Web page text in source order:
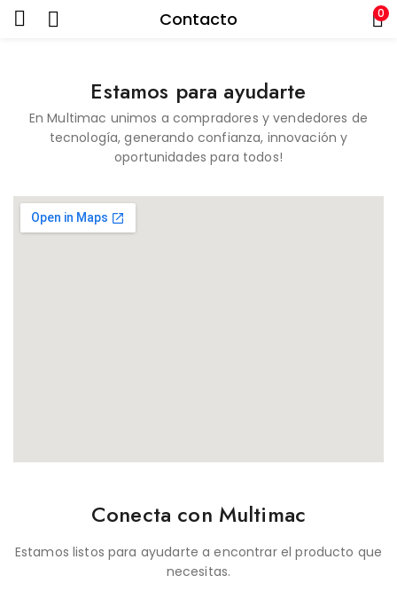
Contacto 0
Estamos para ayudarte
En Multimac unimos a compradores y vendedores de
tecnología, generando confianza, innovación y
oportunidades para todos!
Conecta con Multimac
Estamos listos para ayudarte a encontrar el producto que
necesitas.